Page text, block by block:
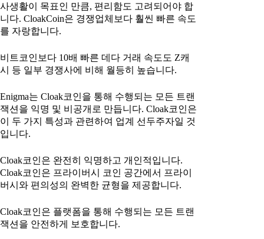
사생활이 목표인 만큼, 편리함도 고려되어야 합
니다. CloakCoin은 경쟁업체보다 훨씬 빠른 속도
를 자랑합니다.
비트코인보다 10배 빠른 데다 거래 속도도 Z캐
시 등 일부 경쟁사에 비해 월등히 높습니다.
Enigma는 Cloak코인을 통해 수행되는 모든 트랜
잭션을 익명 및 비공개로 만듭니다. Cloak코인은
이 두 가지 특성과 관련하여 업계 선두주자일 것
입니다.
Cloak코인은 완전히 익명하고 개인적입니다.
Cloak코인은 프라이버시 코인 공간에서 프라이
버시와 편의성의 완벽한 균형을 제공합니다.
Cloak코인은 플랫폼을 통해 수행되는 모든 트랜
잭션을 안전하게 보호합니다.